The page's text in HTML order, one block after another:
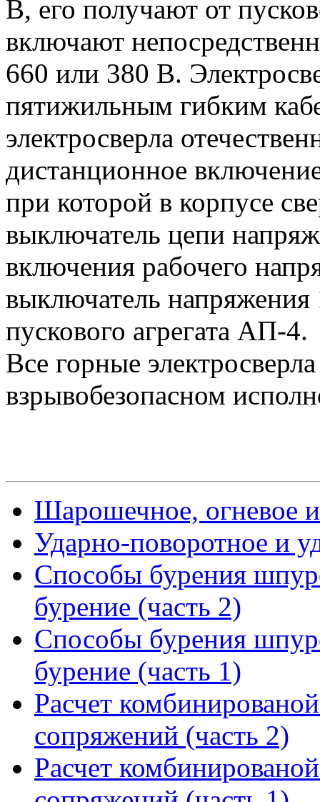
В, его получают от
включают
660 или 380 В.
пятижильным гибким
электросверла
дистанционное
при которой в корпусе
выключатель цепи
включения рабочего
выключатель
пускового агрегата АП-4.
Все горные
взрывобезопасном
Шарошечное, огневое
Ударно-поворотное и
Способы бурения
бурение (часть 2)
Способы бурения
бурение (часть 1)
Расчет
сопряжений (часть 2)
Расчет